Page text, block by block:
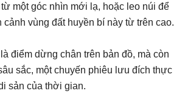
một góc nhìn mới lạ, hoặc leo núi để
vùng đất huyền bí này từ trên cao.
điểm dừng chân trên bản đồ, mà còn
sắc, một chuyến phiêu lưu đích thực
sản của thời gian.